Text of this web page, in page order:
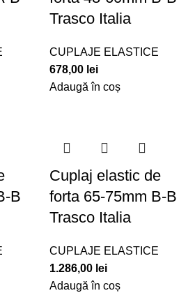
Trasco Italia
CUPLAJE ELASTICE
678,00 lei
Adaugă în coș
B
Cuplaj elastic de
forta 65-75mm B-B
Trasco Italia
CUPLAJE ELASTICE
1.286,00 lei
Adaugă în coș